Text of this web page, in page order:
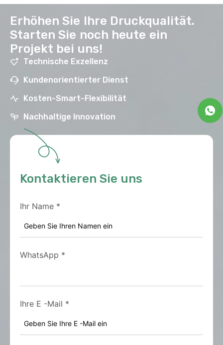
Erhöhen Sie Ihre Druckqualität.
Starten Sie noch heute ein
Projekt bei uns!
Technische Exzellenz
Kundenorientierter Dienst
Kosten-Smart-Flexibilität
Nachhaltige Innovation
Kontaktieren Sie uns
Ihr Name *
WhatsApp *
Ihre E -Mail *